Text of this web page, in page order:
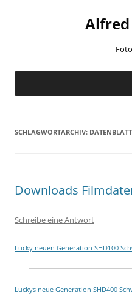
Alfred
SCHLAGWORTARCHIV: DATENBLATT
Downloads
Schreibe eine Antwort
Lucky neuen Generation SHD100
Luckys neue Generation SHD400